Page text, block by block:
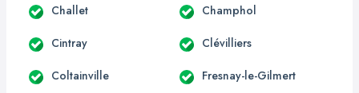
Challet Champhol
Cintray Clévilliers
Coltainville Fresnay-le-Gilmert